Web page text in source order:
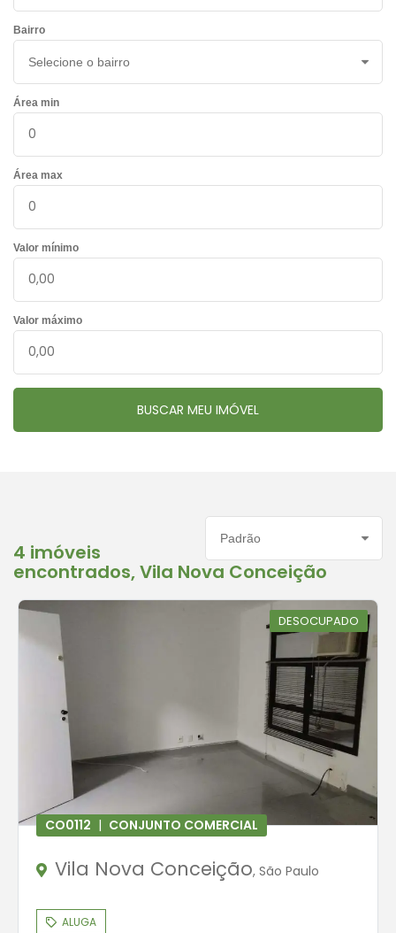
Bairro
Área min
Área max
Valor mínimo
Valor máximo
Ordenar por:
4 imóveis
encontrados, Vila Nova Conceição
DESOCUPADO
CO0112 | CONJUNTO COMERCIAL
Vila Nova Conceição, São Paulo
ALUGA